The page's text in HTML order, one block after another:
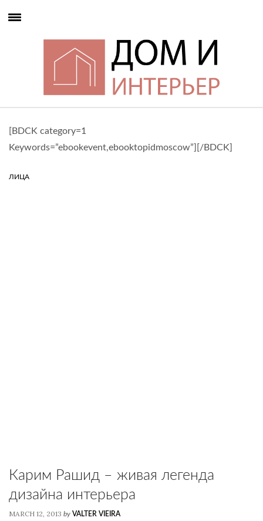
[BDCK category=1
Keywords=”ebookevent,ebooktopidmoscow”][/BDCK]
ЛИЦА
Карим Рашид – живая легенда
дизайна интерьера
MARCH 12, 2013 by VALTER VIEIRA